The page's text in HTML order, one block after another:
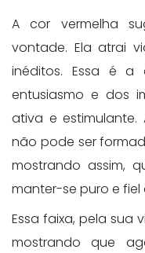
A cor vermelha
vontade. Ela atrai
inéditos. Essa é
entusiasmo e dos
ativa e
não pode ser
mostrando assim,
manter-se puro e fiel
Essa faixa, pela sua
mostrando que